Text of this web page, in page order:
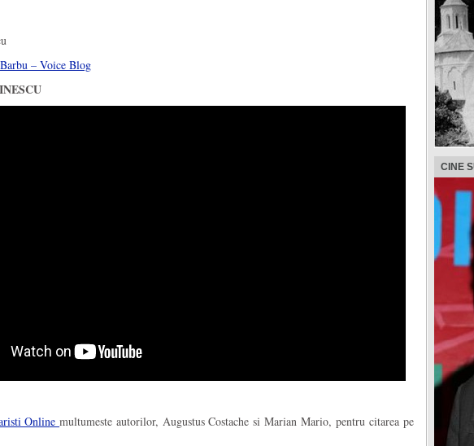
– Voice Blog
Onlinemultumeste autorilor, Augustus Costache si Marian Mario, pentru citarea pe
CINE